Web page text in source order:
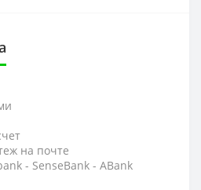
на почте
- SenseBank - АBank